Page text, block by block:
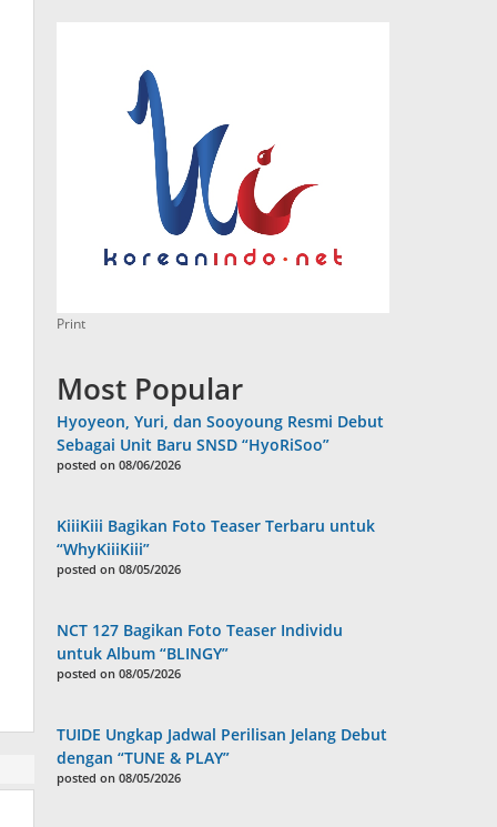
Print
Most Popular
Hyoyeon, Yuri, dan Sooyoung Resmi Debut
Sebagai Unit Baru SNSD “HyoRiSoo”
posted on 08/06/2026
KiiiKiii Bagikan Foto Teaser Terbaru untuk
“WhyKiiiKiii”
posted on 08/05/2026
NCT 127 Bagikan Foto Teaser Individu
untuk Album “BLINGY”
posted on 08/05/2026
TUIDE Ungkap Jadwal Perilisan Jelang Debut
dengan “TUNE & PLAY”
posted on 08/05/2026